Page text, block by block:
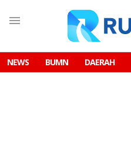
NEWS BUMN DAERAH